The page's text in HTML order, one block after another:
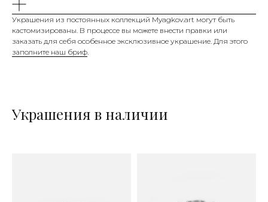
Украшения из постоянных коллекций Myagkov.art могут быть
кастомизированы. В процессе вы можете внести правки или
заказать для себя особенное эксклюзивное украшение. Для этого
заполните наш бриф
Украшения в наличии